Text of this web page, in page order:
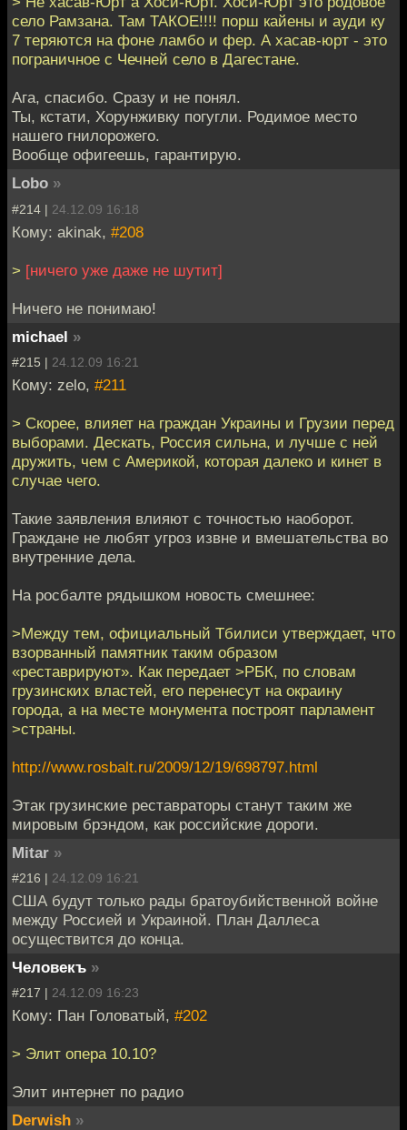
село Рамзана. Там ТАКОЕ!!!! порш кайены и ауди ку
7 теряются на фоне ламбо и фер. А хасав-юрт - это
пограничное с Чечней село в Дагестане.
Ага, спасибо. Сразу и не понял.
Ты, кстати, Хорунживку погугли. Родимое место
нашего гнилорожего.
Вообще офигеешь, гарантирую.
Lobo »
#214 | 24.12.09 16:18
Кому: akinak, #208
> [ничего уже даже не шутит]
Ничего не понимаю!
michael »
#215 | 24.12.09 16:21
Кому: zelo, #211
> Cкорее, влияет на граждан Украины и Грузии перед
выборами. Дескать, Россия сильна, и лучше с ней
дружить, чем с Америкой, которая далеко и кинет в
случае чего.
Такие заявления влияют с точностью наоборот.
Граждане не любят угроз извне и вмешательства во
внутренние дела.
На росбалте рядышком новость смешнее:
>Между тем, официальный Тбилиси утверждает, что
взорванный памятник таким образом
«реставрируют». Как передает >РБК, по словам
грузинских властей, его перенесут на окраину
города, а на месте монумента построят парламент
>страны.
http://www.rosbalt.ru/2009/12/19/698797.html
Этак грузинские реставраторы станут таким же
мировым брэндом, как российские дороги.
Mitar »
#216 | 24.12.09 16:21
США будут только рады братоубийственной войне
между Россией и Украиной. План Даллеса
осуществится до конца.
Человекъ »
#217 | 24.12.09 16:23
Кому: Пан Головатый, #202
> Элит опера 10.10?
Элит интернет по радио
Derwish »